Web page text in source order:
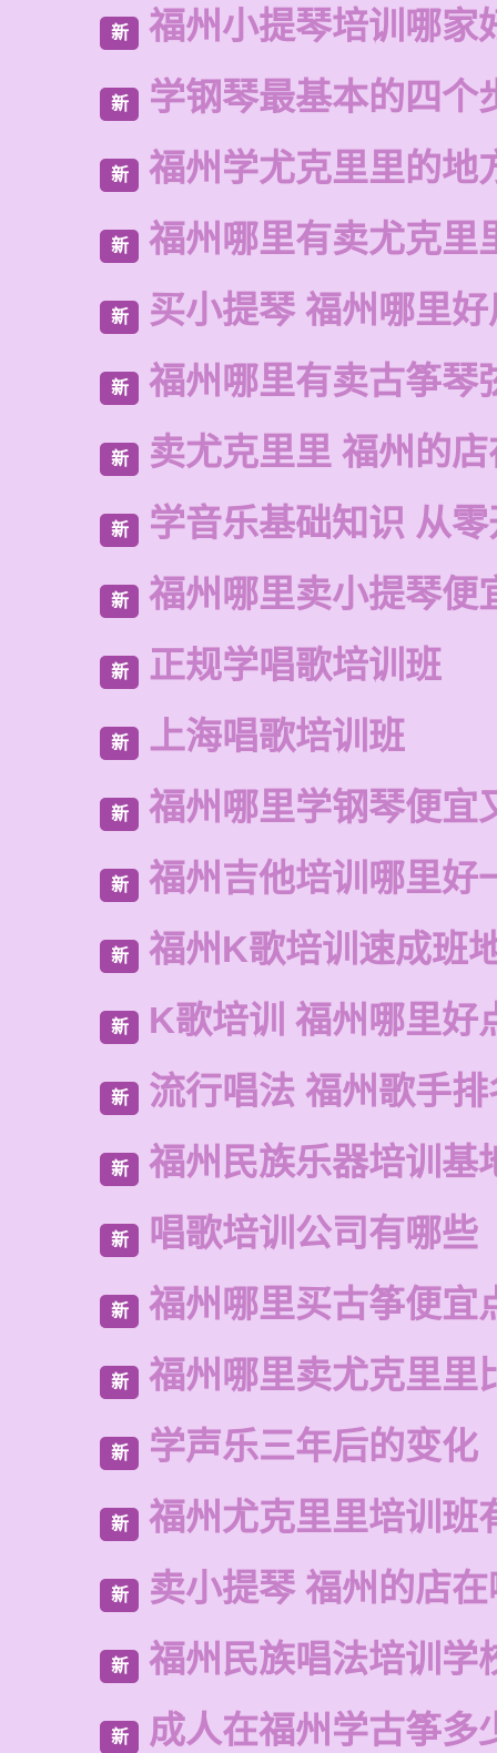
新 福州小提琴培训哪家
新 学钢琴最基本的四个
新 福州学尤克里里的地
新 福州哪里有卖尤克里
新 买小提琴 福州哪里
新 福州哪里有卖古筝琴
新 卖尤克里里 福州的
新 学音乐基础知识 从
新 福州哪里卖小提琴便
新 正规学唱歌培训班
新 上海唱歌培训班
新 福州哪里学钢琴便宜
新 福州吉他培训哪里好
新 福州K歌培训速成班
新 K歌培训 福州哪里好
新 流行唱法 福州歌手
新 福州民族乐器培训基
新 唱歌培训公司有哪些
新 福州哪里买古筝便宜
新 福州哪里卖尤克里里
新 学声乐三年后的变化
新 福州尤克里里培训班
新 卖小提琴 福州的店
新 福州民族唱法培训学
新 成人在福州学古筝多